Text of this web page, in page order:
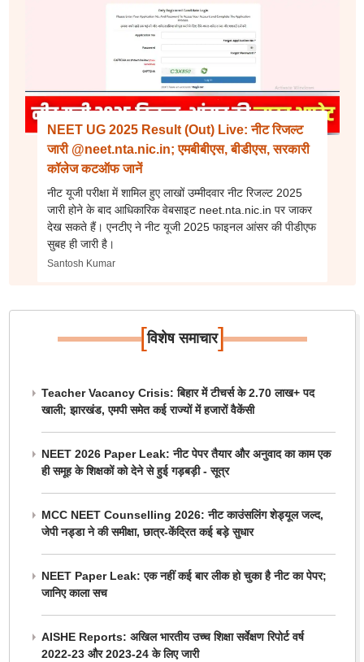
NEET UG 2025 Result (Out) Live: नीट रिजल्ट
जारी @neet.nta.nic.in; एमबीबीएस, बीडीएस, सरकारी
कॉलेज कटऑफ जानें
नीट यूजी परीक्षा में शामिल हुए लाखों उम्मीदवार नीट रिजल्ट 2025
जारी होने के बाद आधिकारिक वेबसाइट neet.nta.nic.in पर जाकर
देख सकते हैं। एनटीए ने नीट यूजी 2025 फाइनल आंसर की पीडीएफ
सुबह ही जारी है।
Santosh Kumar
[विशेष समाचार]
Teacher Vacancy Crisis: बिहार में टीचर्स के 2.70 लाख+ पद
खाली; झारखंड, एमपी समेत कई राज्यों में हजारों वैकेंसी
NEET 2026 Paper Leak: नीट पेपर तैयार और अनुवाद का काम एक
ही समूह के शिक्षकों को देने से हुई गड़बड़ी - सूत्र
MCC NEET Counselling 2026: नीट काउंसलिंग शेड्यूल जल्द,
जेपी नड्डा ने की समीक्षा, छात्र-केंद्रित कई बड़े सुधार
NEET Paper Leak: एक नहीं कई बार लीक हो चुका है नीट का पेपर;
जानिए काला सच
AISHE Reports: अखिल भारतीय उच्च शिक्षा सर्वेक्षण रिपोर्ट वर्ष
2022-23 और 2023-24 के लिए जारी